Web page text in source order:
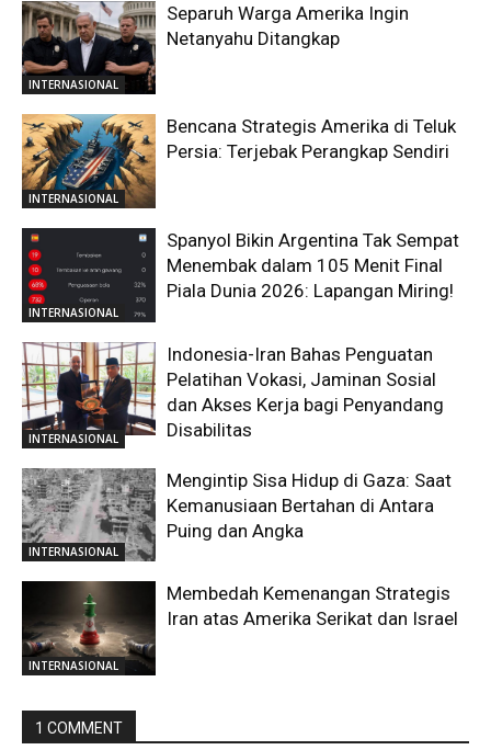
INTERNASIONAL
Separuh Warga Amerika Ingin
Netanyahu Ditangkap
INTERNASIONAL
Bencana Strategis Amerika di Teluk
Persia: Terjebak Perangkap Sendiri
INTERNASIONAL
Spanyol Bikin Argentina Tak Sempat
Menembak dalam 105 Menit Final
Piala Dunia 2026: Lapangan Miring!
INTERNASIONAL
Indonesia-Iran Bahas Penguatan
Pelatihan Vokasi, Jaminan Sosial
dan Akses Kerja bagi Penyandang
Disabilitas
INTERNASIONAL
Mengintip Sisa Hidup di Gaza: Saat
Kemanusiaan Bertahan di Antara
Puing dan Angka
INTERNASIONAL
Membedah Kemenangan Strategis
Iran atas Amerika Serikat dan Israel
1 COMMENT